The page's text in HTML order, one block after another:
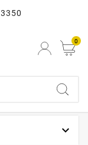
0
